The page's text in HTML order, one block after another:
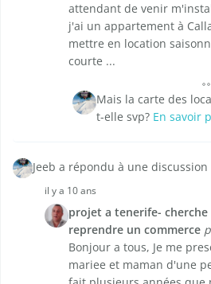
attendant de venir
j'ai un appartement à
mettre en location
courte ...
Mais la carte des
t-elle svp? En savoir
Jeeb a répondu à une discussion
il y a 10 ans
projet a tenerife- cherche
reprendre un commerce
Bonjour a tous, Je me
mariee et maman d'une